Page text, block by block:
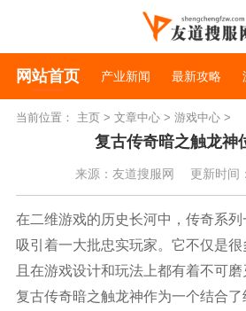
网站首页 产业新闻 最新攻略
当前位置： 主页> 文章中心> 游戏中心>
复古传奇暗之触龙神
来源：友道搜服网 更新时间
在二维游戏的历史长河中，传奇系
吸引着一大批忠实玩家。它不仅是
且在游戏设计和玩法上都有着不可磨
复古传奇暗之触龙神作为一个结合了